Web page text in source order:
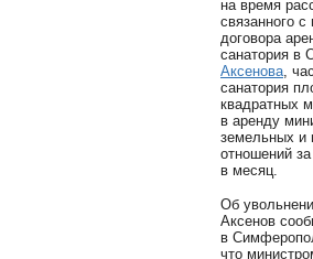
на время
связанного
договора
санатория в
Аксенова ,
санатория
квадратных
в аренду
земельных и
отношений
в месяц.
Об
Аксенов
в
что